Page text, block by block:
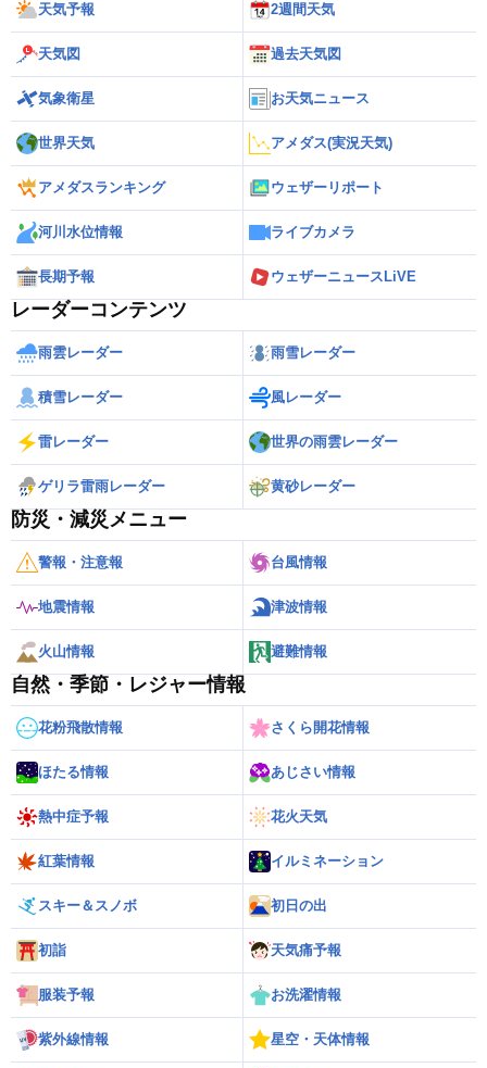
天気予報 2週間天気
天気図 過去天気図
気象衛星 お天気ニュース
世界天気 アメダス(実況天気)
アメダスランキング ウェザーリポート
河川水位情報 ライブカメラ
長期予報 ウェザーニュースLiVE
レーダーコンテンツ
雨雲レーダー 雨雪レーダー
積雪レーダー 風レーダー
雷レーダー 世界の雨雲レーダー
ゲリラ雷雨レーダー 黄砂レーダー
防災・減災メニュー
警報・注意報 台風情報
地震情報 津波情報
火山情報 避難情報
自然・季節・レジャー情報
花粉飛散情報 さくら開花情報
ほたる情報 あじさい情報
熱中症予報 花火天気
紅葉情報 イルミネーション
スキー＆スノボ 初日の出
初詣 天気痛予報
服装予報 お洗濯情報
紫外線情報 星空・天体情報